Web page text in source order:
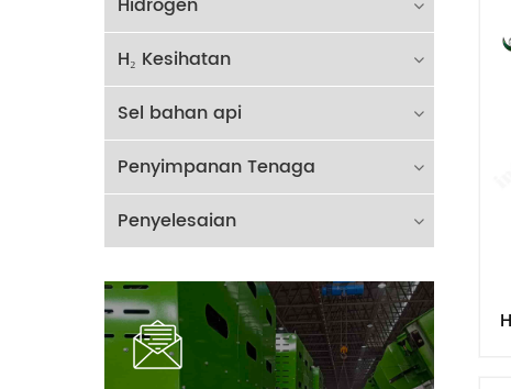
H₂ Kesihatan
Sel bahan api
Penyimpanan Tenaga
Penyelesaian